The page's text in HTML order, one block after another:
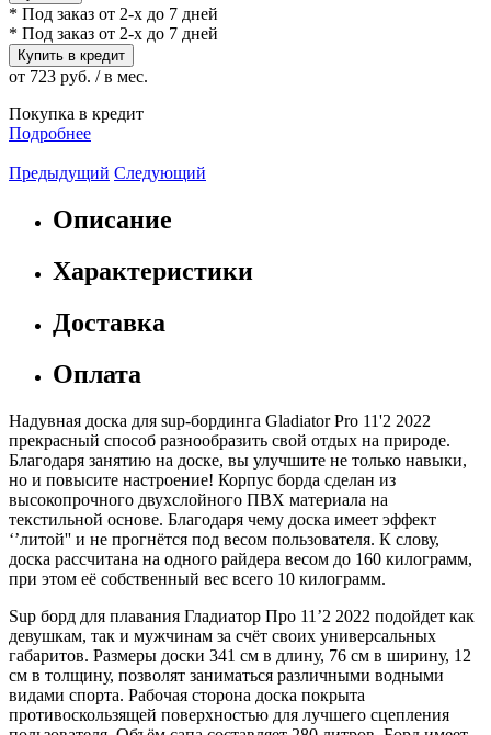
* Под заказ от 2-х до 7 дней
* Под заказ от 2-х до 7 дней
Купить в кредит
от 723 руб. / в мес.
Покупка в кредит
Подробнее
Предыдущий Следующий
Описание
Характеристики
Доставка
Оплата
Надувная доска для sup-бординга Gladiator Pro 11'2 2022
прекрасный способ разнообразить свой отдых на природе.
Благодаря занятию на доске, вы улучшите не только навыки,
но и повысите настроение! Корпус борда сделан из
высокопрочного двухслойного ПВХ материала на
текстильной основе. Благодаря чему доска имеет эффект
‘’литой'' и не прогнётся под весом пользователя. К слову,
доска рассчитана на одного райдера весом до 160 килограмм,
при этом её собственный вес всего 10 килограмм.
Sup борд для плавания Гладиатор Про 11’2 2022 подойдет как
девушкам, так и мужчинам за счёт своих универсальных
габаритов. Размеры доски 341 см в длину, 76 см в ширину, 12
см в толщину, позволят заниматься различными водными
видами спорта. Рабочая сторона доска покрыта
противоскользящей поверхностью для лучшего сцепления